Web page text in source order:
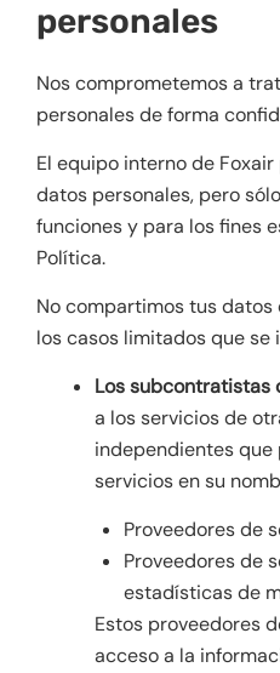
personales
Nos comprometemos a
personales de forma
El equipo interno de
datos personales, pero
funciones y para los fines
Política.
No compartimos tus
los casos limitados que
Los subcontratistas
a los servicios de
independientes
servicios en su
Proveedores de
Proveedores de
estadísticas de
Estos proveedores
acceso a la